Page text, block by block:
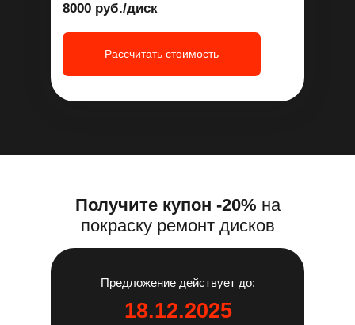
8000 руб./диск
Рассчитать стоимость
Получите купон -20% на
покраску ремонт дисков
Предложение действует до:
18.12.2025